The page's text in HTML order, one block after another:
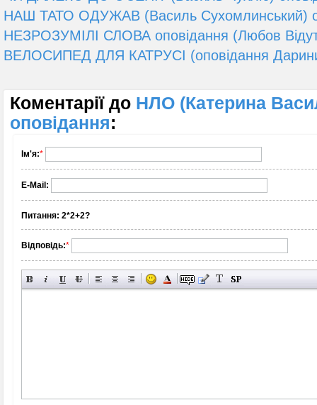
НАШ ТАТО ОДУЖАВ (Василь Сухомлинський)
НЕЗРОЗУМІЛІ СЛОВА оповідання (Любов
ВЕЛОСИПЕД ДЛЯ КАТРУСІ (оповідання
Коментарії до НЛО (Катерина
оповідання:
Ім'я:*
E-Mail:
Питання: 2*2+2?
Відповідь:*